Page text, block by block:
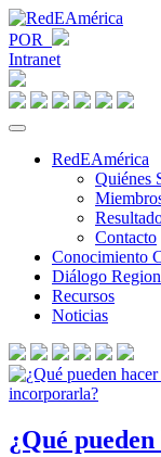
POR
Intranet
RedEAmérica
Quiénes
Contacto
Conocimiento
Diálogo
Recursos
Noticias
¿Qué